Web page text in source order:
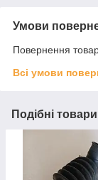
Умови
Повернення
Всі умови
Подібні